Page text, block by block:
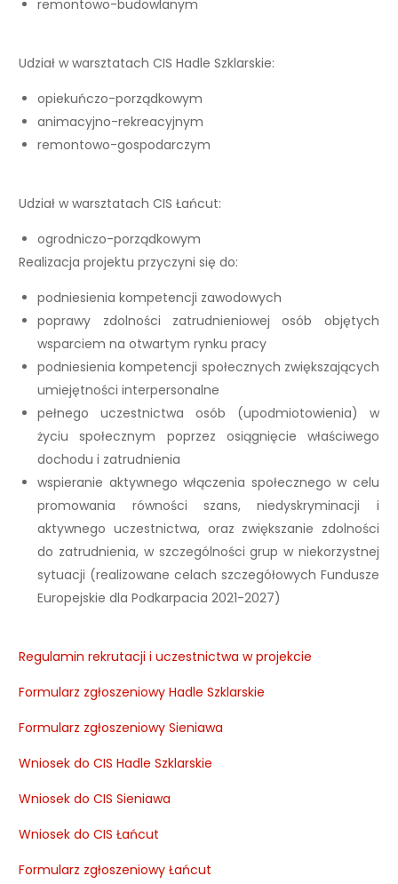
remontowo-budowlanym
Udział w warsztatach CIS Hadle Szklarskie:
opiekuńczo-porządkowym
animacyjno-rekreacyjnym
remontowo-gospodarczym
Udział w warsztatach CIS Łańcut:
ogrodniczo-porządkowym
Realizacja projektu przyczyni się do:
podniesienia kompetencji zawodowych
poprawy zdolności zatrudnieniowej osób objętych
wsparciem na otwartym rynku pracy
podniesienia kompetencji społecznych zwiększających
umiejętności interpersonalne
pełnego uczestnictwa osób (upodmiotowienia) w
życiu społecznym poprzez osiągnięcie właściwego
dochodu i zatrudnienia
wspieranie aktywnego włączenia społecznego w celu
promowania równości szans, niedyskryminacji i
aktywnego uczestnictwa, oraz zwiększanie zdolności
do zatrudnienia, w szczególności grup w niekorzystnej
sytuacji (realizowane celach szczegółowych Fundusze
Europejskie dla Podkarpacia 2021-2027)
Regulamin rekrutacji i uczestnictwa w projekcie
Formularz zgłoszeniowy Hadle Szklarskie
Formularz zgłoszeniowy Sieniawa
Wniosek do CIS Hadle Szklarskie
Wniosek do CIS Sieniawa
Wniosek do CIS Łańcut
Formularz zgłoszeniowy Łańcut